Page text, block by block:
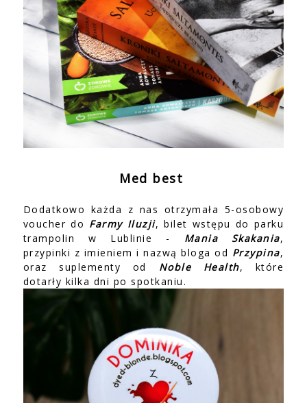
Med best
Dodatkowo każda z nas otrzymała 5-osobowy
voucher do Farmy Iluzji, bilet wstępu do parku
trampolin w Lublinie - Mania Skakania,
przypinki z imieniem i nazwą bloga od Przypina,
oraz suplementy od Noble Health, które
dotarły kilka dni po spotkaniu.